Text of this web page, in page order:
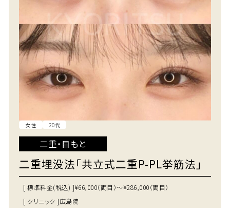
女性 20代
二重・目もと
二重埋没法「共立式二重P-PL挙筋法」
[ 標準料金(税込) ]¥66,000（両目）～¥286,000（両目）
[ クリニック ]広島院